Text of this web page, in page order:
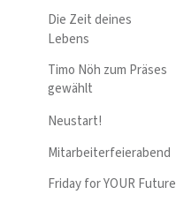
Die Zeit deines
Lebens
Timo Nöh zum Präses
gewählt
Neustart!
Mitarbeiterfeierabend
Friday for YOUR Future